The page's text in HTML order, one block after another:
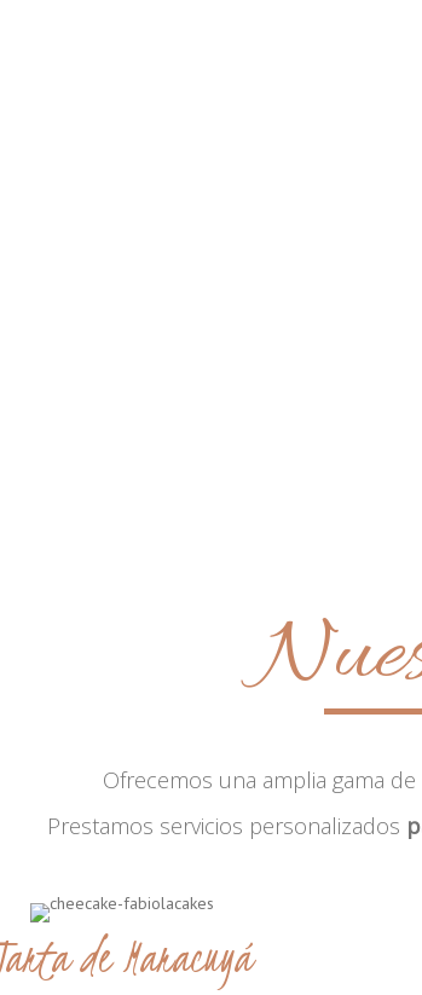
Ofrecemos una amplia gama de
Prestamos servicios personalizados
de Maracuyá